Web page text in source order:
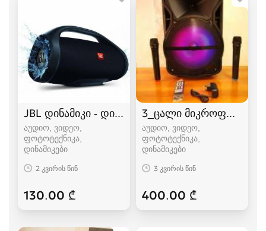
JBL დინამიკი - დიდი ვერსია
აუდიო, ვიდეო,
ფოტოტექნიკა,
დინამიკები
2 კვირის წინ
130.00 ₾
3_ცალი
აუდიო, ვიდეო,
ფოტოტექნიკა,
დინამიკები
3 კვირის წინ
400.00 ₾